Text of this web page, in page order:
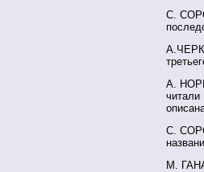
С.
А.
читали
С.
М.